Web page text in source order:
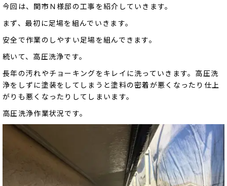
今回は、関市Ｎ様邸の工事を紹介していきます。
まず、最初に足場を組んでいきます。
安全で作業のしやすい足場を組んできます。
続いて、高圧洗浄です。
長年の汚れやチョーキングをキレイに洗っていきます。高圧洗
浄をしずに塗装をしてしまうと塗料の密着が悪くなったり仕上
がりも悪くなったりしてしまいます。
高圧洗浄作業状況です。